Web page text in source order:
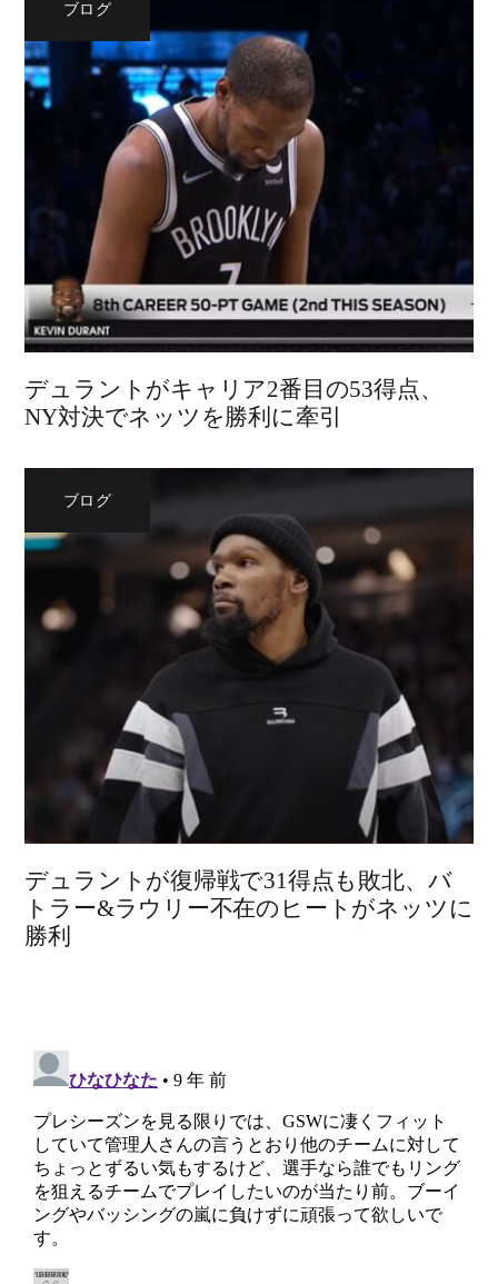
ブログ
デュラントがキャリア2番目の53得点、
NY対決でネッツを勝利に牽引
ブログ
デュラントが復帰戦で31得点も敗北、バ
トラー&ラウリー不在のヒートがネッツに
勝利